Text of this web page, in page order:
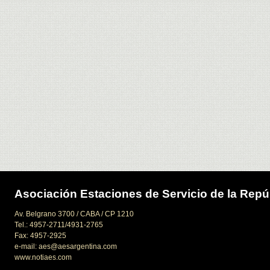
Asociación Estaciones de Servicio de la
Av. Belgrano 3700 / CABA / CP 1210
Tel.: 4957-2711/4931-2765
Fax: 4957-2925
e-mail: aes@aesargentina.com
www.notiaes.com